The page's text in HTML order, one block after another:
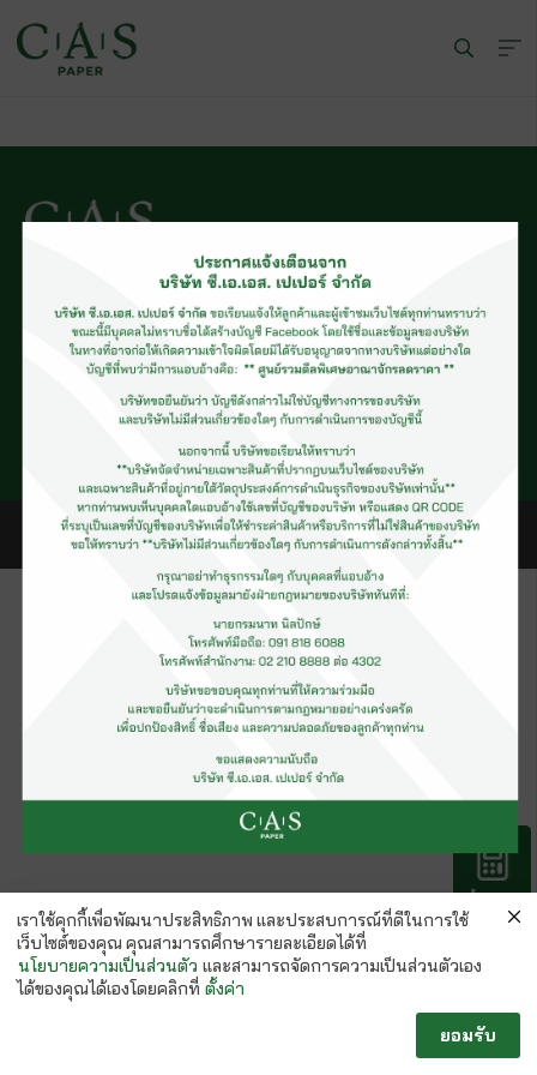
© CAS PAPER All rights Reserved
นโยบายคุ้มครองข้อมูลส่วนบุคคลของ (C.A.S. Privacy Policy)
คำนวณ
กระดาษ
เราใช้คุกกี้เพื่อพัฒนาประสิทธิภาพ และประสบการณ์ที่ดีในการใช้
เว็บไซต์ของคุณ คุณสามารถศึกษารายละเอียดได้ที่
นโยบายความเป็นส่วนตัว และสามารถจัดการความเป็นส่วนตัวเอง
ได้ของคุณได้เองโดยคลิกที่ ตั้งค่า
ยอมรับ